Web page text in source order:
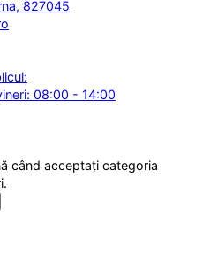
827045
08:00 - 14:00
când acceptați categoria